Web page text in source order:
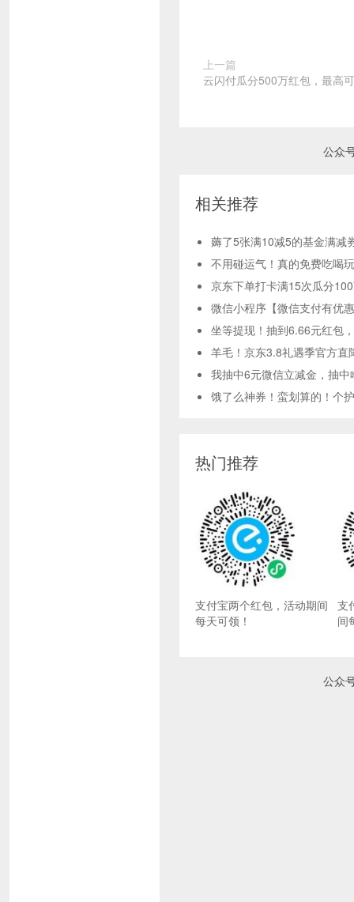
上一篇
云闪付瓜分500万红包，最高
公众
相关推荐
薅了5张满10减5的基金满减
不用碰运气！真的免费吃喝
京东下单打卡满15次瓜分
微信小程序【微信支付有优
坐等提现！抽到6.66元红包
羊毛！京东3.8礼遇季官方直
我抽中6元微信立减金，抽
饿了么神券！蛮划算的！个
热门推荐
支付宝两个红包，活动期间
每天可领！
支
间
公众